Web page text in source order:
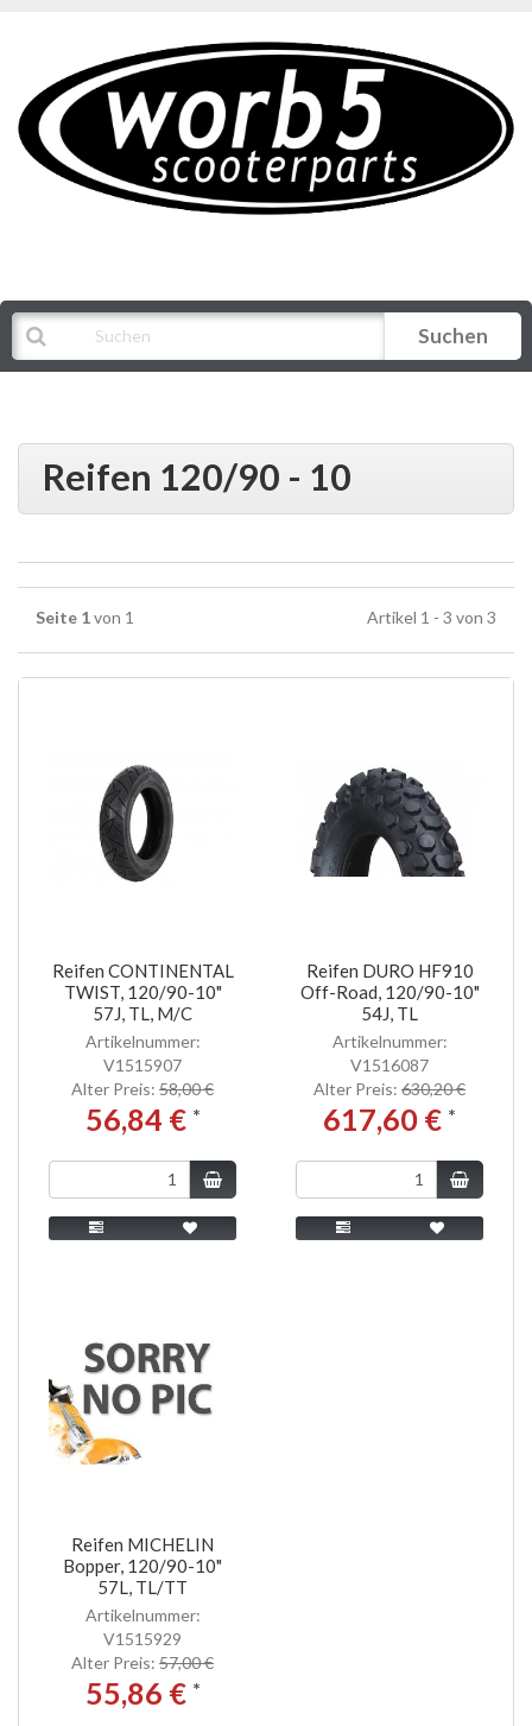
Suchen
Reifen 120/90 - 10
Seite 1von 1 Artikel 1 - 3 von 3
Reifen CONTINENTAL
TWIST, 120/90-10"
57J, TL, M/C
Artikelnummer:
V1515907
Alter Preis: 58,00 €
56,84 € *
Reifen DURO HF910
Off-Road, 120/90-10"
54J, TL
Artikelnummer:
V1516087
Alter Preis: 630,20 €
617,60 € *
Reifen MICHELIN
Bopper, 120/90-10"
57L, TL/TT
Artikelnummer:
V1515929
Alter Preis: 57,00 €
55,86 € *